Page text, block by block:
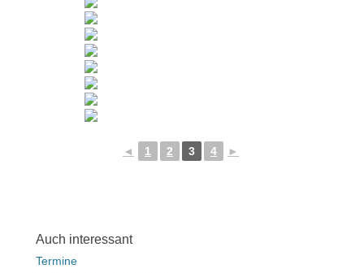
◄ 1 2 3 4 ►
Auch interessant
Termine